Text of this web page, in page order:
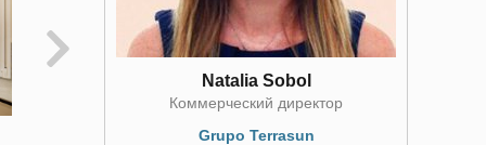
Natalia Sobol
Коммерческий директор
Grupo Terrasun